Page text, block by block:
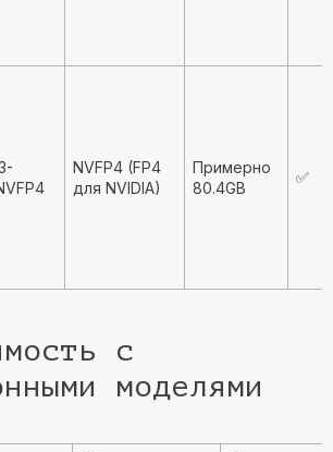
NVFP4 (FP4
для NVIDIA)
Примерно
80.4GB
✅
с
моделями